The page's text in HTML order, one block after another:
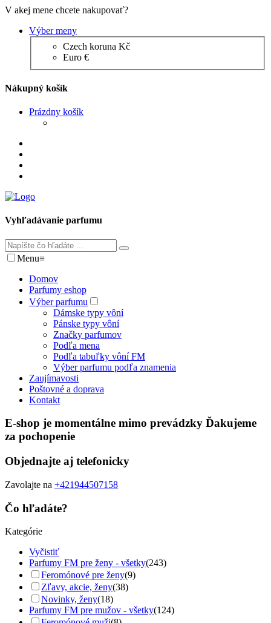
V akej mene chcete nakupovať?
Výber meny
Czech koruna Kč
Euro €
Nákupný košík
Prázdny košík
Vyhľadávanie parfumu
Menu≡
Domov
Parfumy eshop
Výber parfumu
Dámske typy vôní
Pánske typy vôní
Značky parfumov
Podľa mena
Podľa tabuľky vôní FM
Výber parfumu podľa znamenia
Zaujímavosti
Poštovné a doprava
Kontakt
E-shop je momentálne mimo prevádzky Ďakujeme
za pochopenie
Objednajte aj telefonicky
Zavolajte na +421944507158
Čo hľadáte?
Kategórie
Vyčistiť
Parfumy FM pre ženy - všetky(243)
Feromónové pre ženy(9)
Zľavy, akcie, ženy(38)
Novinky, ženy(18)
Parfumy FM pre mužov - všetky(124)